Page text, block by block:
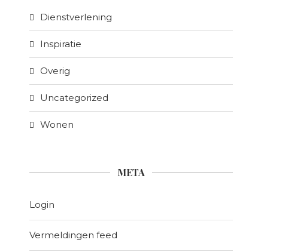
Dienstverlening
Inspiratie
Overig
Uncategorized
Wonen
META
Login
Vermeldingen feed